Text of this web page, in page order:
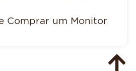
Comprar um Monitor